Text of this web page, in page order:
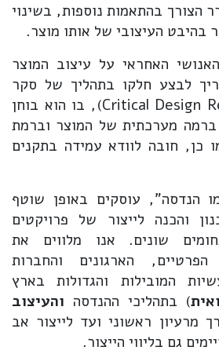
הצורך בהתאמות נוספות, בשינוי
בהיבט העיצובי של אותו מוצר.
האחראי על עיצוב המוצר
לבצע חלקו בתהליך של סקר
תיכון קריטי (Critical Design Review), בו הוא בוחן
ברמה מערכתית של המוצר וברמת
כן, חובה לוודא עמידה בתקנים
הנדסה", עוסקים באופן שוטף
והכנה לייצור של פרויקטים
שונים. אנו מלווים את
הפרטיים, הארגונים והחברות
המובילות והגדולות בארץ
) בתהליכי ההנדסה והעיצוב
מרעיון ראשוני ועד לייצור אב
גם בליווי הייצור.